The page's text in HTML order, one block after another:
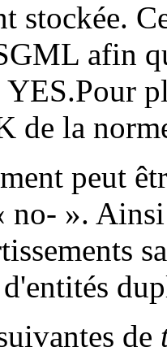
stockée.
afin
de la
peut
no- ».
de